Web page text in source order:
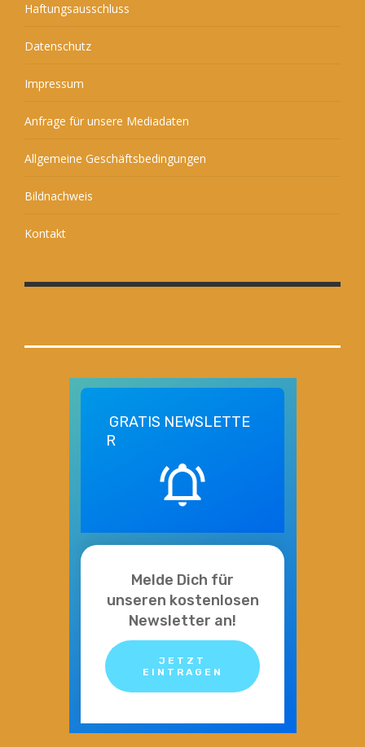
Haftungsausschluss
Datenschutz
Impressum
Anfrage für unsere Mediadaten
Allgemeine Geschäftsbedingungen
Bildnachweis
Kontakt
GRATIS NEWSLETTE
R
Melde Dich für
unseren kostenlosen
Newsletter an!
JETZT
EINTRAGEN